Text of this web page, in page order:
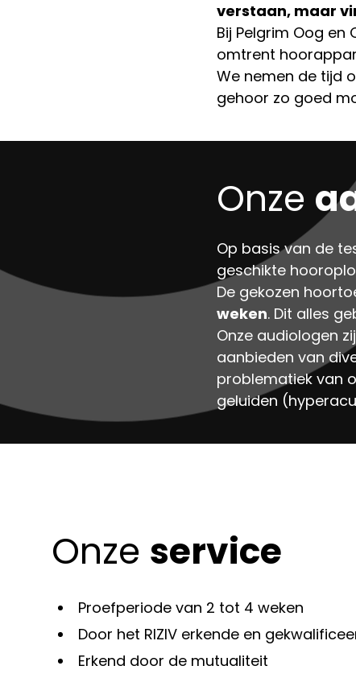
verstaan, maar
Bij Pelgrim Oog
omtrent
We nemen de tijd
gehoor zo goed
Onze
Op basis van de
geschikte
De gekozen
weken. Dit alles
Onze audiologen
aanbieden van
problematiek van
geluiden
Onze service
Proefperiode van 2 tot 4 weken
Door het RIZIV erkende en
Erkend door de mutualiteit